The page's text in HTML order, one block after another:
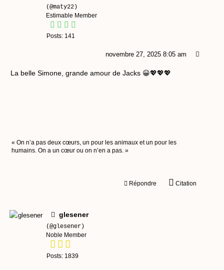
(@maty22)
Estimable Member
Posts: 141
novembre 27, 2025 8:05 am
La belle Simone, grande amour de Jacks 😀💖💖💖
« On n’a pas deux cœurs, un pour les animaux et un pour les
humains. On a un cœur ou on n’en a pas. »
Répondre Citation
glesener
(@glesener)
Noble Member
Posts: 1839